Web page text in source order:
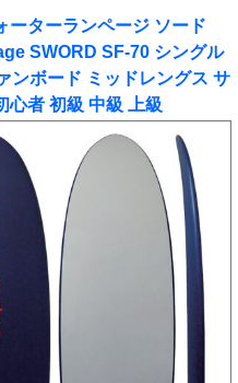
ーターランページ ソード
SWORD SF-70 シングル
ンボード ミッドレングス サ
心者 初級 中級 上級